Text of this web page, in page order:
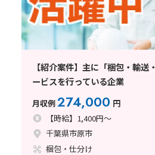
【紹介案件】主に「梱包・輸
ービスを行っている企業
月収例274,000 円
【時給】1,400円～
千葉県市原市
梱包・仕分け